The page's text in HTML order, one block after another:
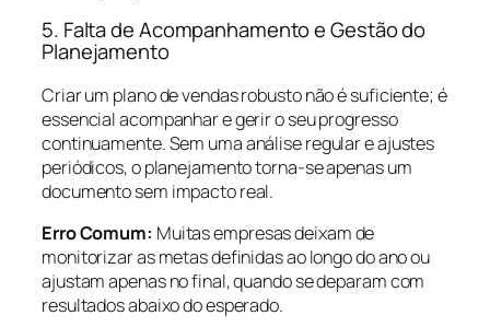
5. Falta de Acompanhamento e Gestão do
Planejamento
Criar um plano de vendas robusto não é suficiente; é
essencial acompanhar e gerir o seu progresso
continuamente. Sem uma análise regular e ajustes
periódicos, o planejamento torna-se apenas um
documento sem impacto real.
Erro Comum: Muitas empresas deixam de
monitorizar as metas definidas ao longo do ano ou
ajustam apenas no final, quando se deparam com
resultados abaixo do esperado.